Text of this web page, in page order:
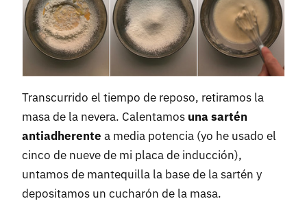
Transcurrido el tiempo de reposo, retiramos la
masa de la nevera. Calentamos una sartén
antiadherente a media potencia (yo he usado el
cinco de nueve de mi placa de inducción),
untamos de mantequilla la base de la sartén y
depositamos un cucharón de la masa.